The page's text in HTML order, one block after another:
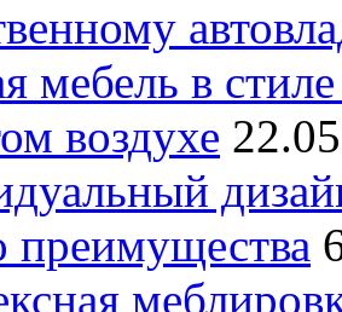
мебель в
воздухе
преимущества